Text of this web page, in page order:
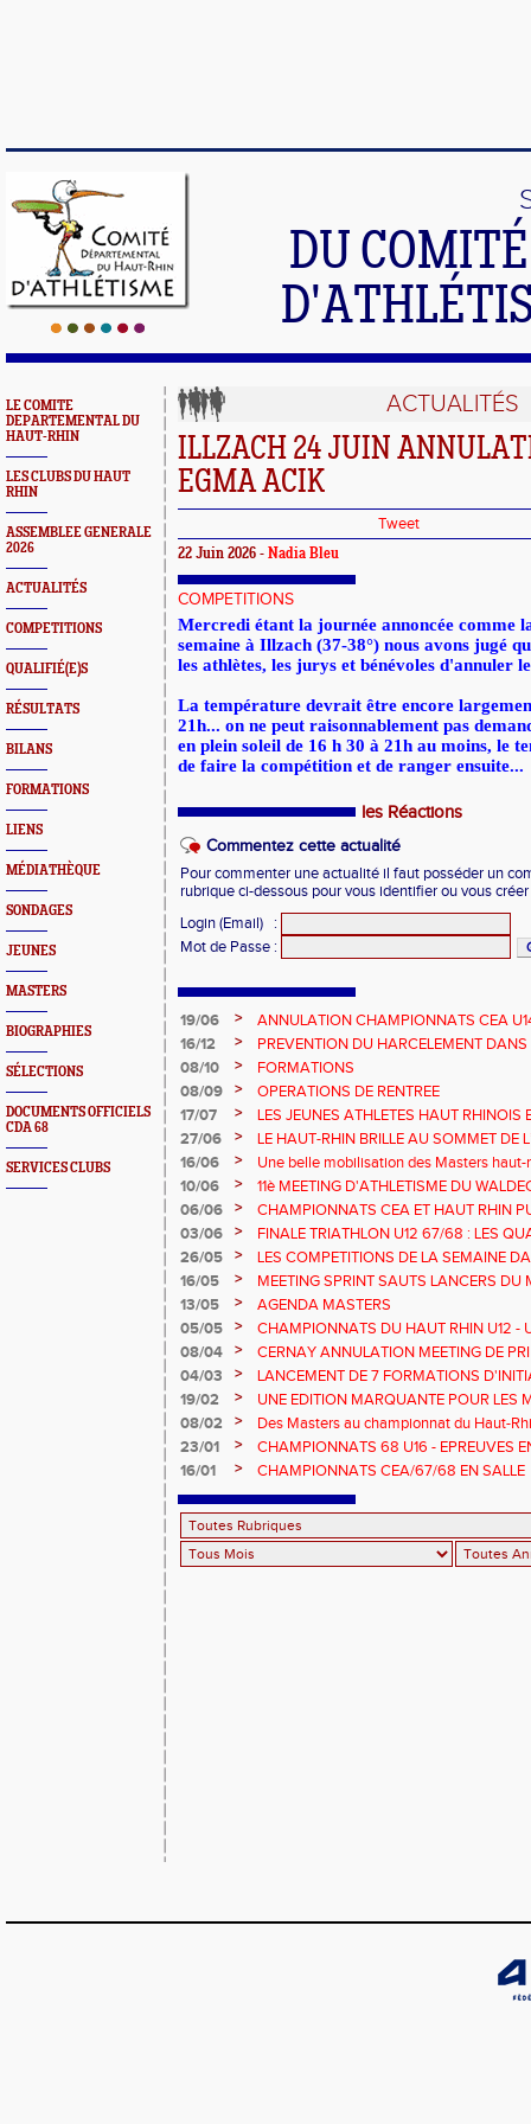
DU
LE COMITE
DEPARTEMENTAL DU
HAUT-RHIN
LES CLUBS DU HAUT
RHIN
ASSEMBLEE GENERALE
2026
ACTUALITÉS
COMPETITIONS
QUALIFIÉ(E)S
RÉSULTATS
BILANS
FORMATIONS
LIENS
MÉDIATHÈQUE
SONDAGES
JEUNES
MASTERS
BIOGRAPHIES
SÉLECTIONS
DOCUMENTS OFFICIELS
CDA 68
SERVICES CLUBS
ACTUALITÉS
ILLZACH 24 JUIN
EGMA ACIK
Tweet
22 Juin 2026 - Nadia Bleu
COMPETITIONS
Mercredi étant la journée annoncée comme
semaine à Illzach (37-38°) nous avons jugé
les athlètes, les jurys et bénévoles d'annuler
La température devrait être encore
21h... on ne peut raisonnablement pas
en plein soleil de 16 h 30 à 21h au moins, le
de faire la compétition et de ranger ensuite...
les Réactions
Commentez cette actualité
Pour commenter une actualité il faut posséder un
rubrique ci-dessous pour vous identifier ou vous
Login (Email)
:
Mot de Passe :
19/06 >
ANNULATION CHAMPIONNATS CEA
16/12
>
PREVENTION DU HARCELEMENT
08/10
>
FORMATIONS
08/09
>
OPERATIONS DE RENTREE
17/07
>
LES JEUNES ATHLETES HAUT RHINOIS
CHAMPIONNATS DE FRANCE AVENIR
27/06 >
LE HAUT-RHIN BRILLE AU SOMMET DE
!
16/06 >
Une belle mobilisation des Masters haut-
Championnats Grand Est 2025
10/06 >
11è MEETING D'ATHLETISME DU
06/06
>
CHAMPIONNATS CEA ET HAUT RHIN
03/06
>
FINALE TRIATHLON U12 67/68 : LES
26/05
>
LES COMPETITIONS DE LA SEMAINE
16/05
>
MEETING SPRINT SAUTS LANCERS DU
13/05
>
AGENDA MASTERS
05/05
>
CHAMPIONNATS DU HAUT RHIN U12 -
08/04
>
CERNAY ANNULATION MEETING DE
04/03
>
LANCEMENT DE 7 FORMATIONS
19/02
>
UNE EDITION MARQUANTE POUR LES
08/02
>
Des Masters au championnat du Haut-
23/01
>
CHAMPIONNATS 68 U16 - EPREUVES
EN SALLE
16/01 > CHAMPIONNATS CEA/67/68 EN SALLE